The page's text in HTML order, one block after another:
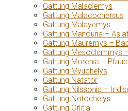
Gattung Malaclemys
Gattung Malacochersus
Gattung Malayemys
Gattung Manouria –
Gattung Mauremys –
Gattung Mesoclemmys
Gattung Morenia –
Gattung Myuchelys
Gattung Natator
Gattung Nilssonia –
Gattung Notochelys
Gattung Orlitia